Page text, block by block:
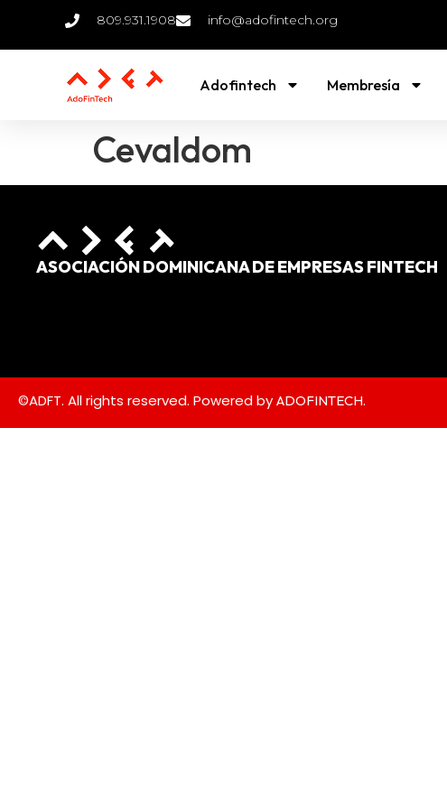
809.931.1908 info@adofintech.org
Adofintech Membresía
Cevaldom
ASOCIACIÓN DOMINICANA DE EMPRESAS FINTECH
©ADFT. All rights reserved. Powered by ADOFINTECH.